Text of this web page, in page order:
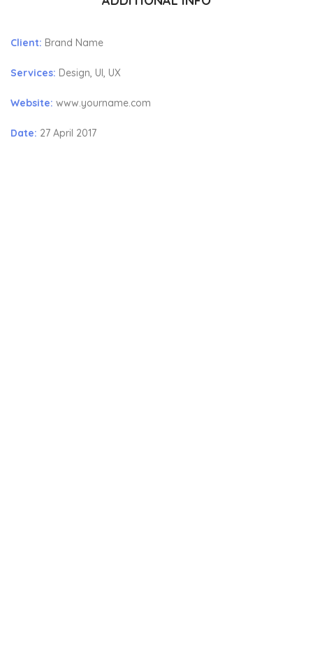
Client: Brand Name
Services: Design, UI, UX
Website: www.yourname.com
Date: 27 April 2017